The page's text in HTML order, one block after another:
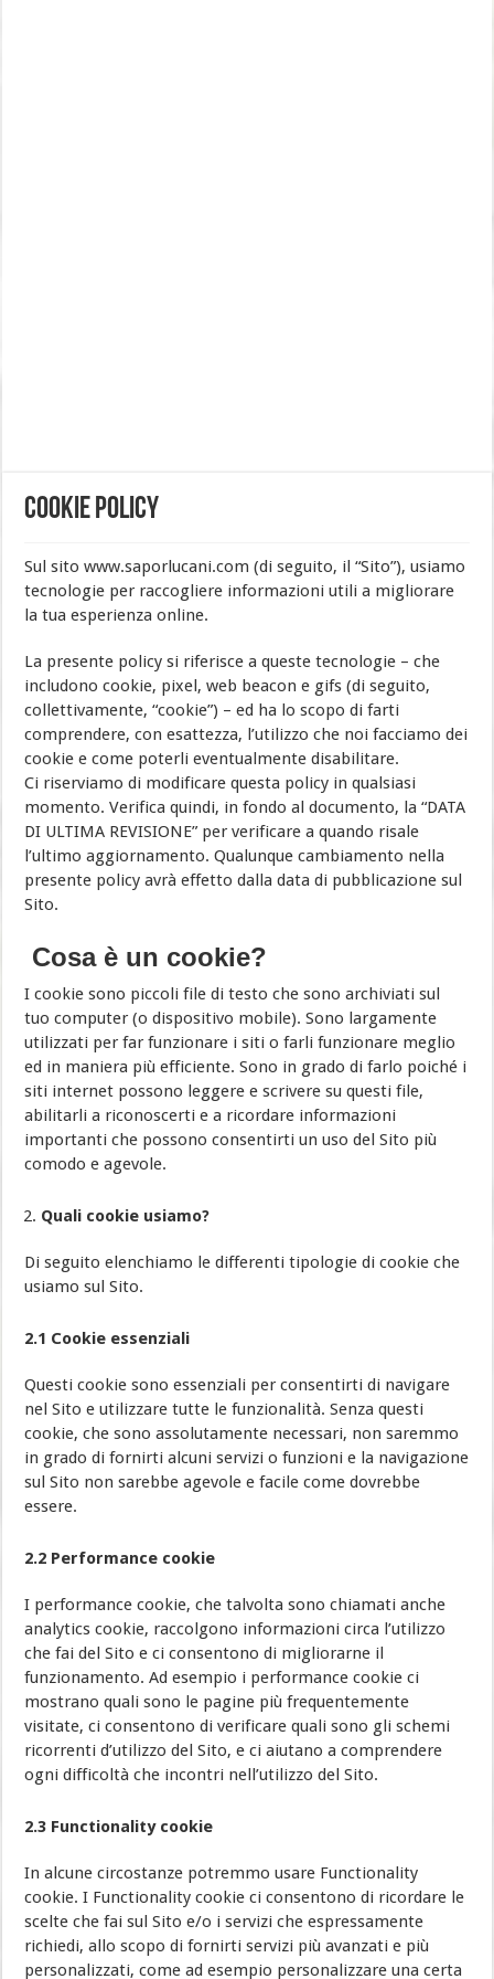
Cookie Policy
Sul sito www.saporlucani.com (di seguito, il “Sito”), usiamo
tecnologie per raccogliere informazioni utili a migliorare
la tua esperienza online.
La presente policy si riferisce a queste tecnologie – che
includono cookie, pixel, web beacon e gifs (di seguito,
collettivamente, “cookie”) – ed ha lo scopo di farti
comprendere, con esattezza, l’utilizzo che noi facciamo dei
cookie e come poterli eventualmente disabilitare.
Ci riserviamo di modificare questa policy in qualsiasi
momento. Verifica quindi, in fondo al documento, la “DATA
DI ULTIMA REVISIONE” per verificare a quando risale
l’ultimo aggiornamento. Qualunque cambiamento nella
presente policy avrà effetto dalla data di pubblicazione sul
Sito.
Cosa è un cookie?
I cookie sono piccoli file di testo che sono archiviati sul
tuo computer (o dispositivo mobile). Sono largamente
utilizzati per far funzionare i siti o farli funzionare meglio
ed in maniera più efficiente. Sono in grado di farlo poiché i
siti internet possono leggere e scrivere su questi file,
abilitarli a riconoscerti e a ricordare informazioni
importanti che possono consentirti un uso del Sito più
comodo e agevole.
Quali cookie usiamo?
Di seguito elenchiamo le differenti tipologie di cookie che
usiamo sul Sito.
2.1 Cookie essenziali
Questi cookie sono essenziali per consentirti di navigare
nel Sito e utilizzare tutte le funzionalità. Senza questi
cookie, che sono assolutamente necessari, non saremmo
in grado di fornirti alcuni servizi o funzioni e la navigazione
sul Sito non sarebbe agevole e facile come dovrebbe
essere.
2.2 Performance cookie
I performance cookie, che talvolta sono chiamati anche
analytics cookie, raccolgono informazioni circa l’utilizzo
che fai del Sito e ci consentono di migliorarne il
funzionamento. Ad esempio i performance cookie ci
mostrano quali sono le pagine più frequentemente
visitate, ci consentono di verificare quali sono gli schemi
ricorrenti d’utilizzo del Sito, e ci aiutano a comprendere
ogni difficoltà che incontri nell’utilizzo del Sito.
2.3 Functionality cookie
In alcune circostanze potremmo usare Functionality
cookie. I Functionality cookie ci consentono di ricordare le
scelte che fai sul Sito e/o i servizi che espressamente
richiedi, allo scopo di fornirti servizi più avanzati e più
personalizzati, come ad esempio personalizzare una certa